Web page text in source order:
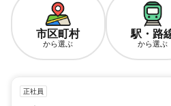
市区町村
から選ぶ
駅・路
から選ぶ
正社員